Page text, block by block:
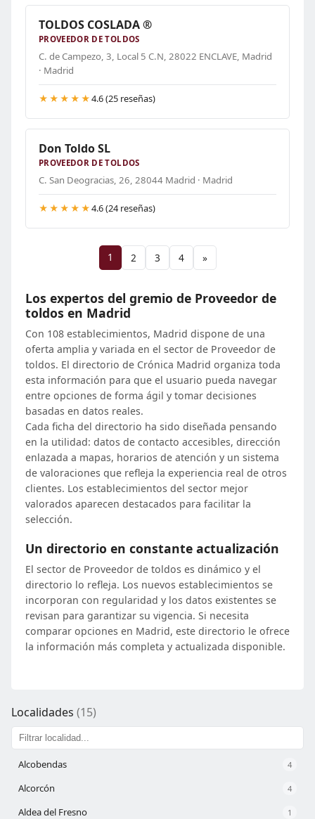
TOLDOS COSLADA ®
PROVEEDOR DE TOLDOS
C. de Campezo, 3, Local 5 C.N, 28022 ENCLAVE, Madrid
· Madrid
★★★★★4.6 (25 reseñas)
Don Toldo SL
PROVEEDOR DE TOLDOS
C. San Deogracias, 26, 28044 Madrid · Madrid
★★★★★4.6 (24 reseñas)
1 2 3 4 »
Los expertos del gremio de Proveedor de
toldos en Madrid
Con 108 establecimientos, Madrid dispone de una
oferta amplia y variada en el sector de Proveedor de
toldos. El directorio de Crónica Madrid organiza toda
esta información para que el usuario pueda navegar
entre opciones de forma ágil y tomar decisiones
basadas en datos reales.
Cada ficha del directorio ha sido diseñada pensando
en la utilidad: datos de contacto accesibles, dirección
enlazada a mapas, horarios de atención y un sistema
de valoraciones que refleja la experiencia real de otros
clientes. Los establecimientos del sector mejor
valorados aparecen destacados para facilitar la
selección.
Un directorio en constante actualización
El sector de Proveedor de toldos es dinámico y el
directorio lo refleja. Los nuevos establecimientos se
incorporan con regularidad y los datos existentes se
revisan para garantizar su vigencia. Si necesita
comparar opciones en Madrid, este directorio le ofrece
la información más completa y actualizada disponible.
Localidades (15)
Alcobendas 4
Alcorcón 4
Aldea del Fresno 1